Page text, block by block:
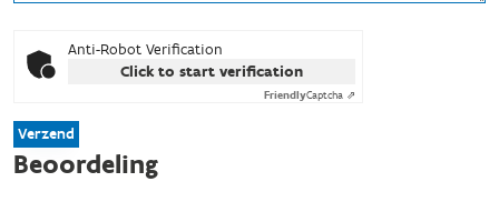
Anti-Robot Verification
Click to start verification
FriendlyCaptcha ⇗
Verzend
Beoordeling